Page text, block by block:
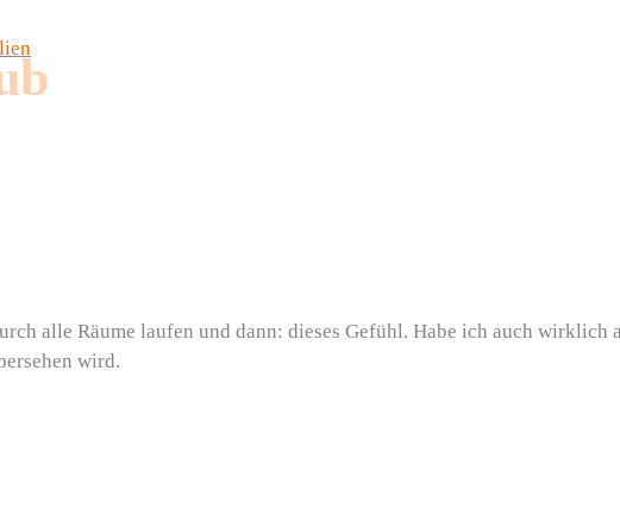
alle Räume laufen und dann: dieses Gefühl. Habe ich auch wirklich
wird.